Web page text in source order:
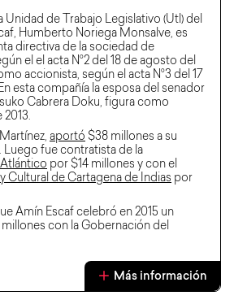
Unidad de Trabajo Legislativo (Utl) del
Humberto Noriega Monsalve, es
directiva de la sociedad de
el el acta N°2 del 18 de agosto del
accionista, según el acta N°3 del 17
esta compañía la esposa del senador
Cabrera Doku, figura como
aportó $38 millones a su
Luego fue contratista de la
por $14 millones y con el
Cultural de Cartagena de Indias por
Amín Escaf celebró en 2015 un
con la Gobernación del
Más información